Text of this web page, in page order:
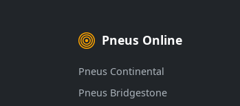
Pneus Online
Pneus Continental
Pneus Bridgestone